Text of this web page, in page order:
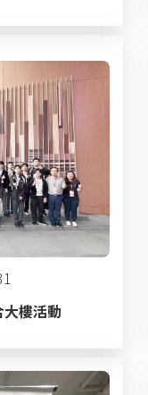
樓活動